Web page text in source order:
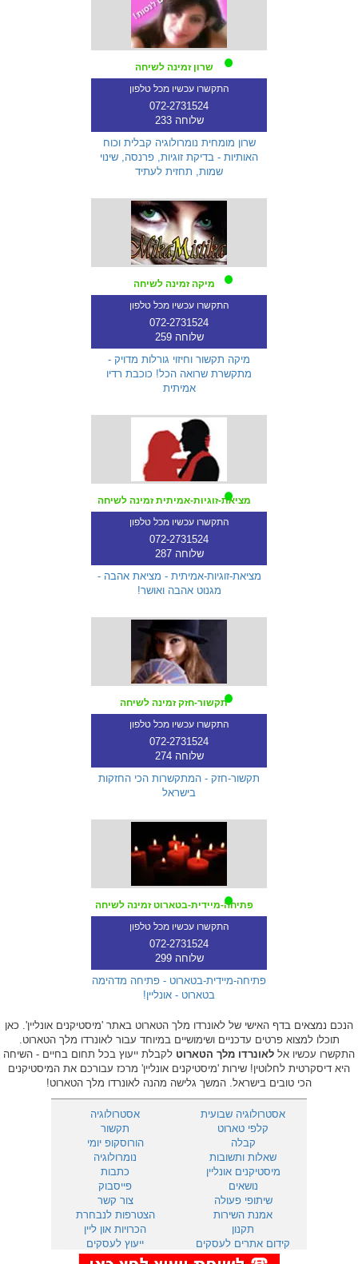
שרון זמינה לשיחה
התקשרו עכשיו מכל טלפון
072-2731524
שלוחה 233
שרון מומחית נומרולוגיה קבלית וכוח
האותיות - בדיקת זוגיות, פרנסה, שינוי
שמות, תחזית לעתיד
מיקה זמינה לשיחה
התקשרו עכשיו מכל טלפון
072-2731524
שלוחה 259
מיקה תקשור וחיזוי גורלות מדויק -
מתקשרת שרואה הכל! כוכבת רדיו
אמיתית
מציאת-זוגיות-אמיתית זמינה לשיחה
התקשרו עכשיו מכל טלפון
072-2731524
שלוחה 287
מציאת-זוגיות-אמיתית - מציאת אהבה -
מגנוט אהבה ואושר!
תקשור-חזק זמינה לשיחה
התקשרו עכשיו מכל טלפון
072-2731524
שלוחה 274
תקשור-חזק - המתקשרות הכי החזקות
בישראל
פתיחה-מיידית-בטארוט זמינה לשיחה
התקשרו עכשיו מכל טלפון
072-2731524
שלוחה 299
פתיחה-מיידית-בטארוט - פתיחה מדהימה
בטארוט - אונליין!
הנכם נמצאים בדף האישי של לאונרדו מלך הטארוט באתר 'מיסטיקנים אונליין'. כאן
תוכלו למצוא פרטים עדכניים ושימושיים במיוחד עבור לאונרדו מלך הטארוט.
התקשרו עכשיו אל לאונרדו מלך הטארוט לקבלת ייעוץ בכל תחום בחיים - השיחה
היא דיסקרטית לחלוטין! שירות 'מיסטיקנים אונליין' מרכז עבורכם את המיסטיקנים
הכי טובים בישראל. המשך גלישה מהנה לאונרדו מלך הטארוט!
אסטרולוגיה
אסטרולוגיה שבועית
תקשור
קלפי טארוט
הורוסקופ יומי
קבלה
נומרולוגיה
שאלות ותשובות
כתבות
מיסטיקנים אונליין
פייסבוק
נושאים
צור קשר
שיתופי פעולה
הצטרפות לנבחרת
אמנת השירות
הכרויות און ליין
תקנון
ייעוץ לעסקים
קידום אתרים לעסקים
מענה טלפוני 24 שעות
901